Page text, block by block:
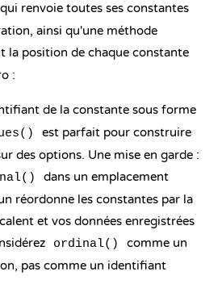
qui renvoie toutes ses constantes
ainsi qu'une méthode
la position de chaque constante
:
de la constante sous forme
est parfait pour construire
des options. Une mise en garde :
dans un emplacement
réordonne les constantes par la
et vos données enregistrées
ordinal()
comme un
pas comme un identifiant